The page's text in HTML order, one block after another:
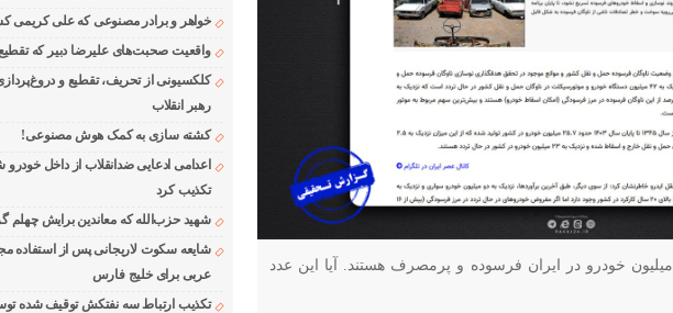
اخیراً ادعا شده که نزدیک به ۸ میلیون خودرو در ایران فرسوده و پرمصرف هستند. آیا این عدد
خواهر و برادر مصنوعی که علی کریمی
واقعیت صحبت‌های علیرضا دبیر که
کلکسیونی از تحریف، تقطیع و
رهبر انقلاب
کشته سازی به کمک هوش مصنوعی!
اعدامی ادعایی ضدانقلاب از داخل خودرو
تکذیب کرد
شهید حزب‌الله که معاندین برایش چهلم
شایعه سکوت لاریجانی پس از استفاده
عربی برای خلیج فارس
تکذیب ارتباط سه نفتکش توقیف شده